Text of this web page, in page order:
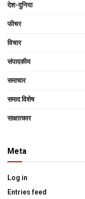
देश-दुनिया
फीचर
विचार
संपादकीय
समाचार
समाद विशेष
साक्षात्‍कार
Meta
Log in
Entries feed